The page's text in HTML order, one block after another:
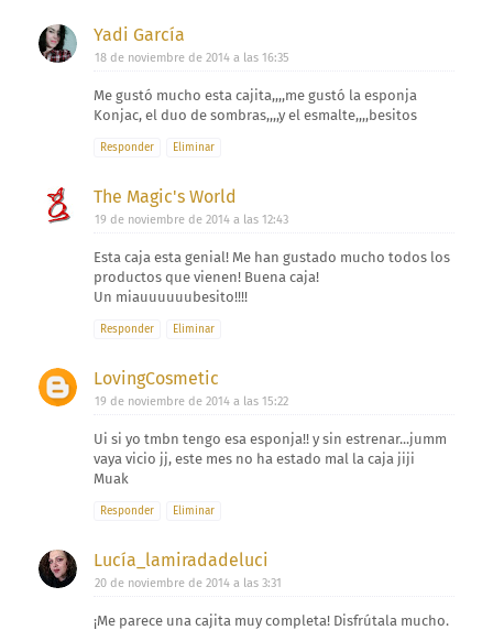
Yadi García
18 de noviembre de 2014 a las 16:35
Me gustó mucho esta cajita,,,,me gustó la esponja
Konjac, el duo de sombras,,,,y el esmalte,,,,besitos
Responder Eliminar
The Magic's World
19 de noviembre de 2014 a las 12:43
Esta caja esta genial! Me han gustado mucho todos los
productos que vienen! Buena caja!
Un miauuuuuubesito!!!!
Responder Eliminar
LovingCosmetic
19 de noviembre de 2014 a las 15:22
Ui si yo tmbn tengo esa esponja!! y sin estrenar...jumm
vaya vicio jj, este mes no ha estado mal la caja jiji
Muak
Responder Eliminar
Lucía_lamiradadeluci
20 de noviembre de 2014 a las 3:31
¡Me parece una cajita muy completa! Disfrútala mucho.